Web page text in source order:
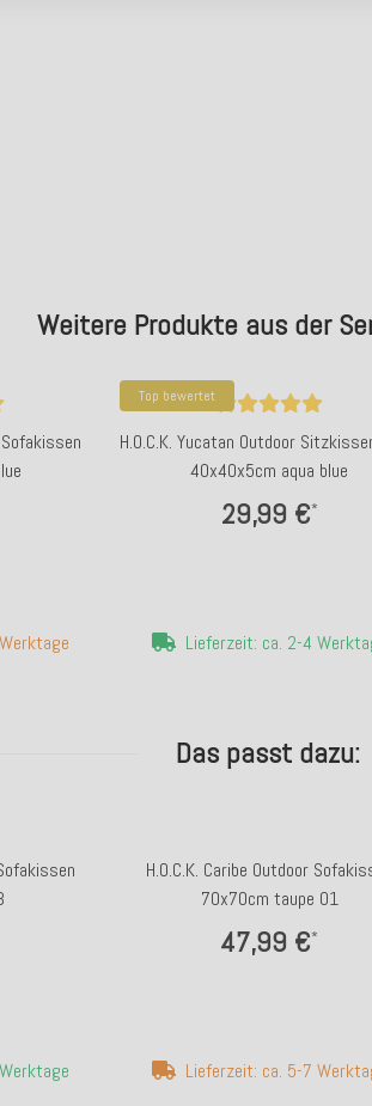
Weitere Produkte aus der
Top bewertet
H.O.C.K. Yucatan Outdoor
40x40x5cm aqua blue
29,99 €*
Lieferzeit: ca. 2-4
Das passt dazu:
H.O.C.K. Caribe Outdoor
70x70cm taupe 01
47,99 €*
Lieferzeit: ca. 5-7